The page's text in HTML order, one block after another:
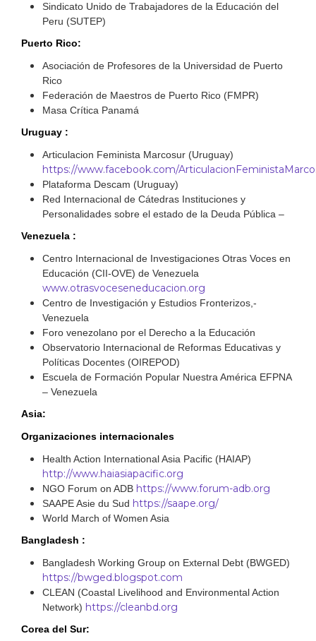
Sindicato Unido de Trabajadores de la Educación del
Peru (SUTEP)
Puerto Rico:
Asociación de Profesores de la Universidad de Puerto
Rico
Federación de Maestros de Puerto Rico (FMPR)
Masa Crítica Panamá
Uruguay :
Articulacion Feminista Marcosur (Uruguay)
https://www.facebook.com/
Plataforma Descam (Uruguay)
Red Internacional de Cátedras Instituciones y
Personalidades sobre el estado de la Deuda Pública –
Venezuela :
Centro Internacional de Investigaciones Otras Voces en
Educación (CII-OVE) de Venezuela
www.otrasvoceseneducacion.org
Centro de Investigación y Estudios Fronterizos,-
Venezuela
Foro venezolano por el Derecho a la Educación
Observatorio Internacional de Reformas Educativas y
Políticas Docentes (OIREPOD)
Escuela de Formación Popular Nuestra América EFPNA
– Venezuela
Asia:
Organizaciones internacionales
Health Action International Asia Pacific (HAIAP)
http://www.haiasiapacific.org
NGO Forum on ADB https://www.forum-adb.org
SAAPE Asie du Sud https://saape.org/
World March of Women Asia
Bangladesh :
Bangladesh Working Group on External Debt (BWGED)
https://bwged.blogspot.com
CLEAN (Coastal Livelihood and Environmental Action
Network) https://cleanbd.org
Corea del Sur: